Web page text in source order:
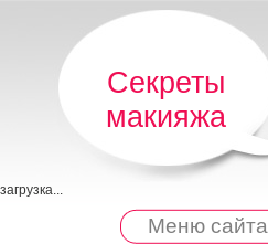
Секреты
макияжа
загрузка...
Меню сайта